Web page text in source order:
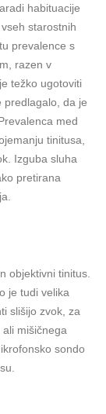
habituacije
starostnih
prevalence s
razen v
težko ugotoviti
predlagalo, da je
med
tinitusa,
Izguba sluha
pretirana
objektivni tinitus.
je tudi velika
slišijo zvok, za
mišičnega
sondo